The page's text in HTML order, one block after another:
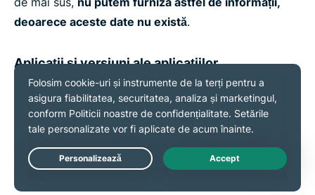
deoarece aceste date nu există.
Aplicații și versiuni ale aplicațiilor
Colectăm informații despre Aplicațiile și versiunile lor
pe care le-ai activat pentru a folosi Serviciile noastre.
Cunoașterea versiunii curente a Aplicației ne ajută
echipa de Asistență să rezolve eventualele probleme
Live Chat